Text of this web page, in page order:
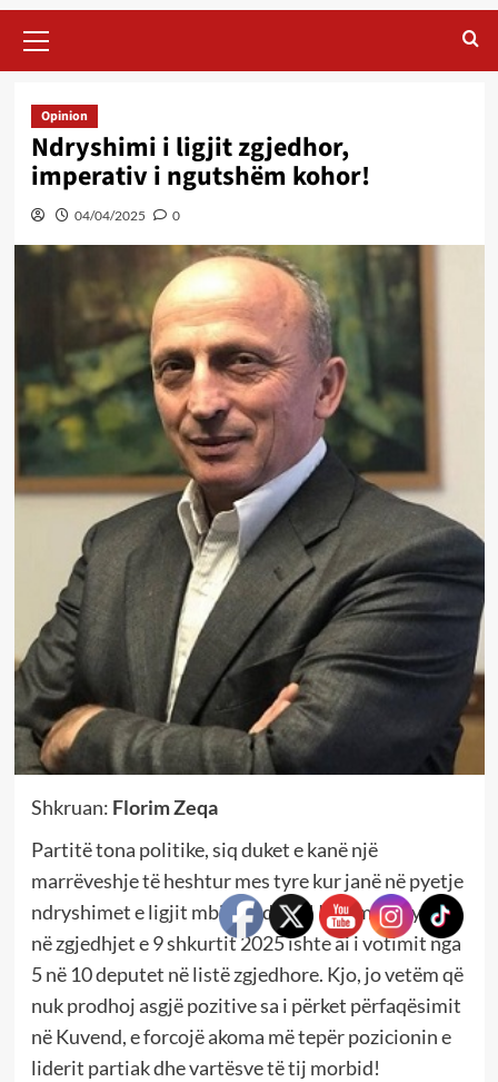
Menu
Opinion
Ndryshimi i ligjit zgjedhor,
imperativ i ngutshëm kohor!
04/04/2025 0
Shkruan: Florim Zeqa
Partitë tona politike, siq duket e kanë një
marrëveshje të heshtur mes tyre kur janë në pyetje
ndryshimet e ligjit mbi zgjedhjet! I vetmi ndryshim
në zgjedhjet e 9 shkurtit 2025 ishte ai i votimit nga
5 në 10 deputet në listë zgjedhore. Kjo, jo vetëm që
nuk prodhoj asgjë pozitive sa i përket përfaqësimit
në Kuvend, e forcojë akoma më tepër pozicionin e
liderit partiak dhe vartësve të tij morbid!